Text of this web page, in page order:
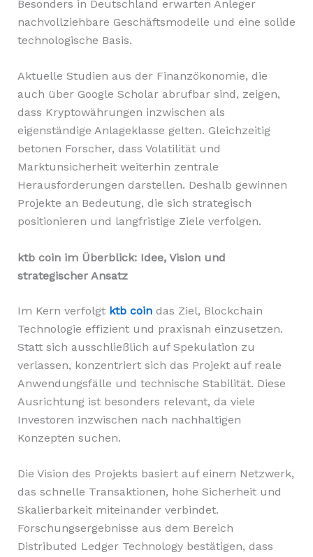
Besonders in Deutschland erwarten Anleger
nachvollziehbare Geschäftsmodelle und eine solide
technologische Basis.
Aktuelle Studien aus der Finanzökonomie, die
auch über Google Scholar abrufbar sind, zeigen,
dass Kryptowährungen inzwischen als
eigenständige Anlageklasse gelten. Gleichzeitig
betonen Forscher, dass Volatilität und
Marktunsicherheit weiterhin zentrale
Herausforderungen darstellen. Deshalb gewinnen
Projekte an Bedeutung, die sich strategisch
positionieren und langfristige Ziele verfolgen.
ktb coin im Überblick: Idee, Vision und
strategischer Ansatz
Im Kern verfolgt ktb coindas Ziel, Blockchain
Technologie effizient und praxisnah einzusetzen.
Statt sich ausschließlich auf Spekulation zu
verlassen, konzentriert sich das Projekt auf reale
Anwendungsfälle und technische Stabilität. Diese
Ausrichtung ist besonders relevant, da viele
Investoren inzwischen nach nachhaltigen
Konzepten suchen.
Die Vision des Projekts basiert auf einem Netzwerk,
das schnelle Transaktionen, hohe Sicherheit und
Skalierbarkeit miteinander verbindet.
Forschungsergebnisse aus dem Bereich
Distributed Ledger Technology bestätigen, dass